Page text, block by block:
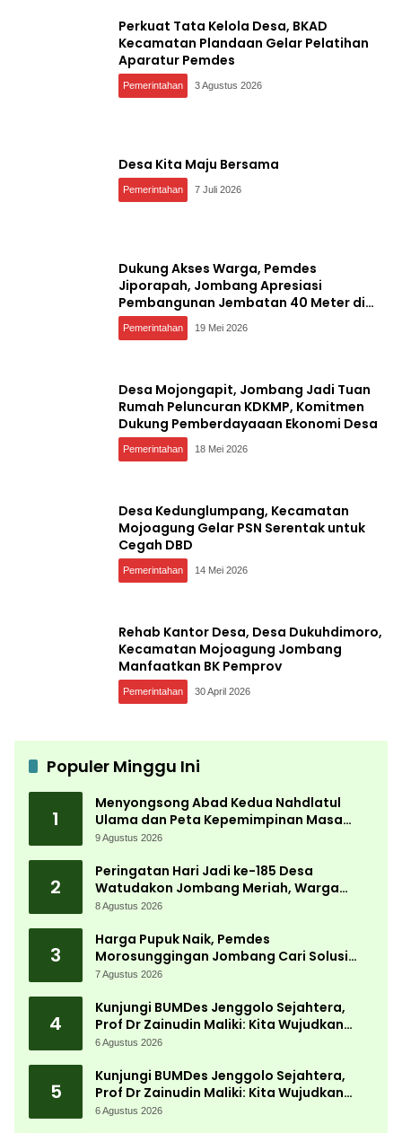
Perkuat Tata Kelola Desa, BKAD
Kecamatan Plandaan Gelar Pelatihan
Aparatur Pemdes
Pemerintahan 3 Agustus 2026
Desa Kita Maju Bersama
Pemerintahan 7 Juli 2026
Dukung Akses Warga, Pemdes
Jiporapah, Jombang Apresiasi
Pembangunan Jembatan 40 Meter di
Kedungdendeng
Pemerintahan 19 Mei 2026
Desa Mojongapit, Jombang Jadi Tuan
Rumah Peluncuran KDKMP, Komitmen
Dukung Pemberdayaaan Ekonomi Desa
Pemerintahan 18 Mei 2026
Desa Kedunglumpang, Kecamatan
Mojoagung Gelar PSN Serentak untuk
Cegah DBD
Pemerintahan 14 Mei 2026
Rehab Kantor Desa, Desa Dukuhdimoro,
Kecamatan Mojoagung Jombang
Manfaatkan BK Pemprov
Pemerintahan 30 April 2026
Populer Minggu Ini
1
Menyongsong Abad Kedua Nahdlatul
Ulama dan Peta Kepemimpinan Masa
Depan Pasca Muktamar ke-35
9 Agustus 2026
2
Peringatan Hari Jadi ke-185 Desa
Watudakon Jombang Meriah, Warga
Tumpek Blek Padati Karnaval Budaya
8 Agustus 2026
3
Harga Pupuk Naik, Pemdes
Morosunggingan Jombang Cari Solusi
Lewat Kajian Akademik
7 Agustus 2026
4
Kunjungi BUMDes Jenggolo Sejahtera,
Prof Dr Zainudin Maliki: Kita Wujudkan
Kemandirian Ekonomi dengan Potensi
6 Agustus 2026
5
Kunjungi BUMDes Jenggolo Sejahtera,
Prof Dr Zainudin Maliki: Kita Wujudkan
Kemandirian Ekonomi dengan Potensi
6 Agustus 2026